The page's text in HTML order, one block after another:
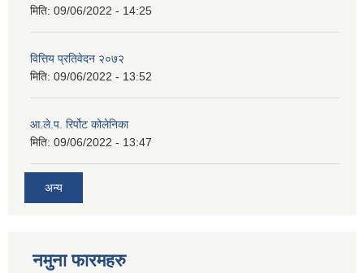
मिति: 09/06/2022 - 14:25
वित्तिय प्रतिवेदन २०७२
मिति: 09/06/2022 - 13:52
आ.ले.प. रिर्पोट कोलेनिका
मिति: 09/06/2022 - 13:47
अन्य
नमुना फारमहरु